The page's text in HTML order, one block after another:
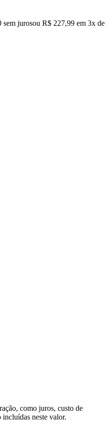
sem jurosou R$ 227,99 em 3x de
como juros, custo de
incluídas neste valor.